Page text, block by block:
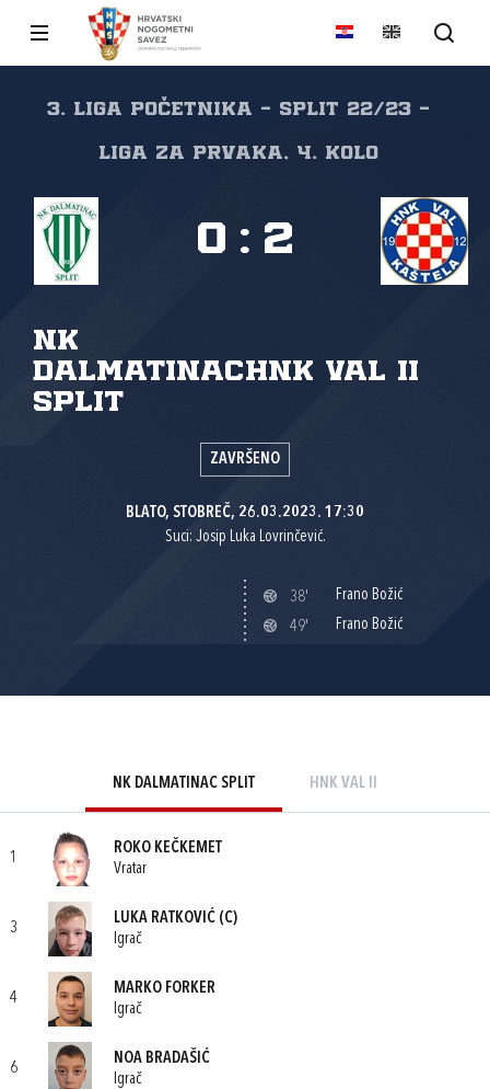
3. liga početnika - Split 22/23 -
Liga za prvaka, 4. kolo
NK
Dalmatinac
Split
HNK Val II
0 : 2
ZAVRŠENO
BLATO, STOBREČ, 26.03.2023. 17:30
Suci: Josip Luka Lovrinčević.
38'
Frano Božić
49'
Frano Božić
NK DALMATINAC SPLIT HNK VAL II
1
ROKO KEČKEMET
Vratar
3
LUKA RATKOVIĆ (C)
Igrač
4
MARKO FORKER
Igrač
6
NOA BRADAŠIĆ
Igrač